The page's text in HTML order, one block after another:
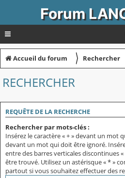
Forum
Accueil du forum 〉 Rechercher
RECHERCHER
REQUÊTE DE LA RECHERCHE
Rechercher par mots-clés :
Insérez le caractère « + » devant un mot
devant un mot qui doit être ignoré.
entre des barres verticales discontinues
être trouvé. Utilisez un astérisque « * »
partout si vous souhaitez effectuer des